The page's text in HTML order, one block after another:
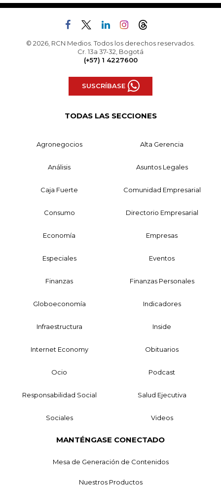
© 2026, RCN Medios. Todos los derechos reservados.
Cr. 13a 37-32, Bogotá
(+57) 1 4227600
SUSCRÍBASE
TODAS LAS SECCIONES
Agronegocios Alta Gerencia
Análisis Asuntos Legales
Caja Fuerte Comunidad Empresarial
Consumo Directorio Empresarial
Economía Empresas
Especiales Eventos
Finanzas Finanzas Personales
Globoeconomía Indicadores
Infraestructura Inside
Internet Economy Obituarios
Ocio Podcast
Responsabilidad Social Salud Ejecutiva
Sociales Videos
MANTÉNGASE CONECTADO
Mesa de Generación de Contenidos
Nuestros Productos